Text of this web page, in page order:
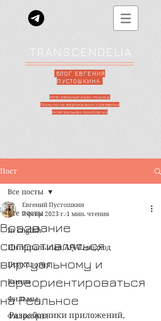
TRANSCENDELIA
БЛОГ ЕВГЕНИЯ
ПУСТОШКИНА
Интегральный AQAL-подход
Психология вертикального развития
Интегральная психология
Пост
Все посты
In English
Интегральный AQAL-подход
Психология
Книги
Фильмы
Философия
Все посты
Воззвание
сопротивляться
виртуальному и
переориентироваться
на Реальное
Евгений Пустошкин
7 февр. 2023 г. 1 мин. чтения
Разработчики приложений,